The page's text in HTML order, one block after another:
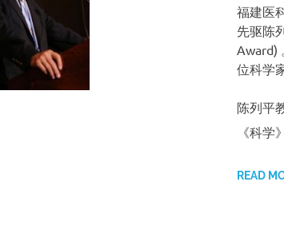
福建医
先驱陈
Award)
位科学
陈列平
《科学
READ